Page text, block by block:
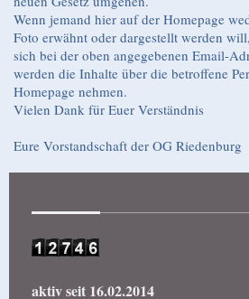
Wenn jemand hier auf der Homepage
Foto erwähnt oder dargestellt werden
sich bei der oben angegebenen Email-
werden die Inhalte über die betroffene
Homepage nehmen.
Vielen Dank für Euer Verständnis
Eure Vorstandschaft der OG Riedenburg
aktiv seit 16.02.2014